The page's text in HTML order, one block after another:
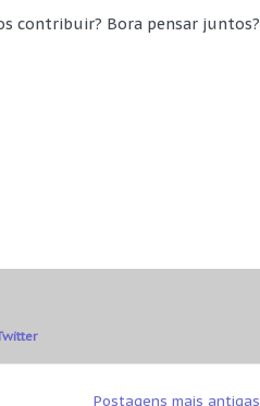
contribuir? Bora pensar juntos?
Postagens mais antigas